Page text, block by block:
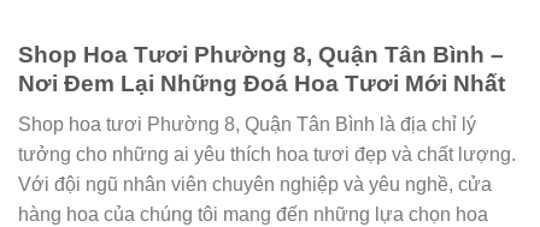
Shop Hoa Tươi Phường 8, Quận Tân Bình –
Nơi Đem Lại Những Đoá Hoa Tươi Mới Nhất
Shop hoa tươi Phường 8, Quận Tân Bình là địa chỉ lý
tưởng cho những ai yêu thích hoa tươi đẹp và chất lượng.
Với đội ngũ nhân viên chuyên nghiệp và yêu nghề, cửa
hàng hoa của chúng tôi mang đến những lựa chọn hoa